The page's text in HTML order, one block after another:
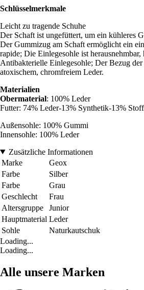
Schlüsselmerkmale
Leicht zu tragende Schuhe
Der Schaft ist ungefüttert, um ein kühleres
Der Gummizug am Schaft ermöglicht ein
rapide; Die Einlegesohle ist
Antibakterielle Einlegesohle; Der Bezug der
atoxischem, chromfreiem Leder.
Materialien
Obermaterial: 100% Leder
Futter: 74% Leder-13% Synthetik-13% Stoff
Außensohle: 100% Gummi
Innensohle: 100% Leder
Zusätzliche Informationen
Marke
Geox
Farbe
Silber
Farbe
Grau
Geschlecht
Frau
Altersgruppe
Junior
Hauptmaterial Leder
Sohle
Naturkautschuk
Loading...
Loading...
Alle unsere Marken